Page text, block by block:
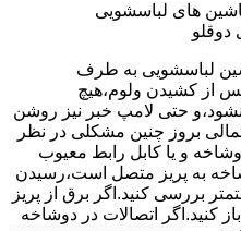
های لباسشویی
دوقلو
ماشین لباسشویی به طرف
از ﮐﺸﯿﺪن وﻟﻮم،ﻫﯿﭻ
حتی ﻻﻣﭗ ﺧﺒﺮ ﻧﯿﺰ روﺷﻦ
بروز چنین مشکلی در نظر
باشید:۱٫ ﭘﺮﯾﺰ ﺑﺮق ﻧﺪارد.۲٫ دوﺷﺎﺧﻪ و ﯾﺎ ﮐﺎﺑﻞ راﺑﻂ ﻣﻌﯿﻮب
ﺑﻪ ﭘﺮﯾﺰ ﻣﺘﺼﻞ اﺳﺖ،رﺳﯿﺪن
بررسی ﮐﻨﯿﺪ.اﮔﺮ ﺑﺮق از ﭘﺮﯾﺰ
کنید.اﮔﺮ اﺗﺼﺎﻻت در دوشاخه